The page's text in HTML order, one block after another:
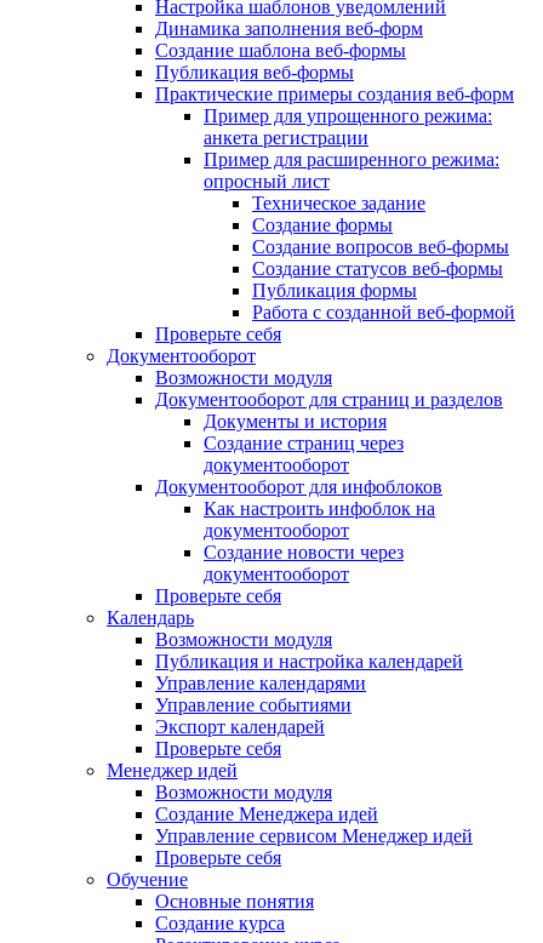
Настройка шаблонов уведомлений
Динамика заполнения веб-форм
Создание шаблона веб-формы
Публикация веб-формы
Практические примеры создания веб-форм
Пример для упрощенного режима:
анкета регистрации
Пример для расширенного режима:
опросный лист
Техническое задание
Создание формы
Создание вопросов веб-формы
Создание статусов веб-формы
Публикация формы
Работа с созданной веб-формой
Проверьте себя
Документооборот
Возможности модуля
Документооборот для страниц и разделов
Документы и история
Создание страниц через
документооборот
Документооборот для инфоблоков
Как настроить инфоблок на
документооборот
Создание новости через
документооборот
Проверьте себя
Календарь
Возможности модуля
Публикация и настройка календарей
Управление календарями
Управление событиями
Экспорт календарей
Проверьте себя
Менеджер идей
Возможности модуля
Создание Менеджера идей
Управление сервисом Менеджер идей
Проверьте себя
Обучение
Основные понятия
Создание курса